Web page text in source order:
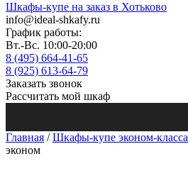
Шкафы-купе на заказ в Хотьково
info@ideal-shkafy.ru
График работы:
Вт.-Вс. 10:00-20:00
8 (495) 664-41-65
8 (925) 613-64-79
Заказать звонок
Рассчитать мой шкаф
Главная /Шкафы-купе эконом-класса
эконом